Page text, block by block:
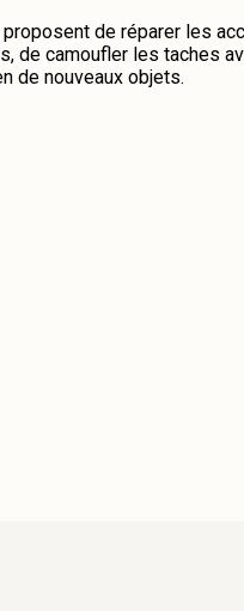
de réparer les
de camoufler les taches
de nouveaux objets.